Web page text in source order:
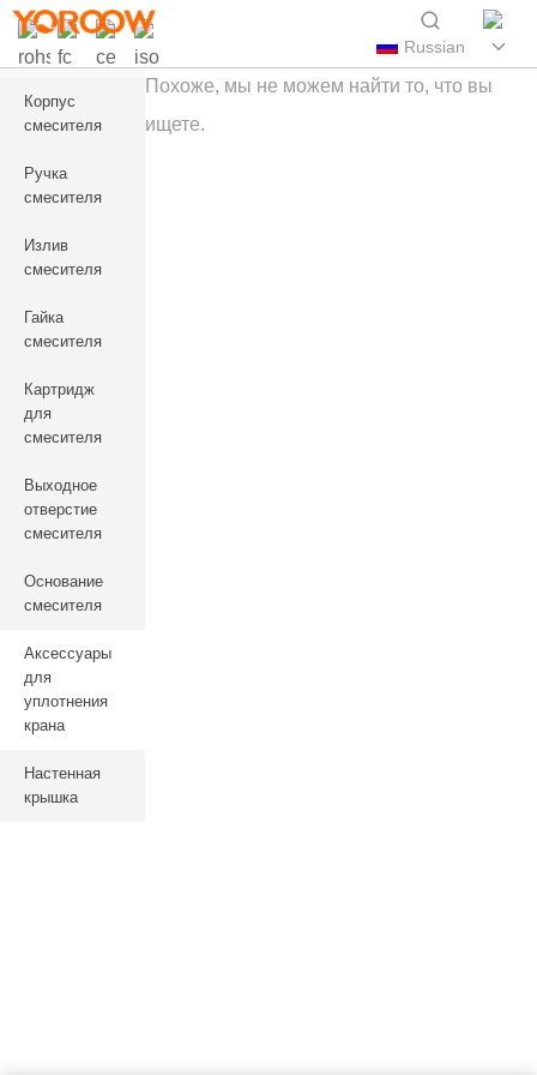
Russian
Корпус
смесителя
Ручка
смесителя
Излив
смесителя
Гайка
смесителя
Картридж
для
смесителя
Выходное
отверстие
смесителя
Основание
смесителя
Аксессуары
для
уплотнения
крана
Настенная
крышка
Похоже, мы не можем найти то, что вы
ищете.